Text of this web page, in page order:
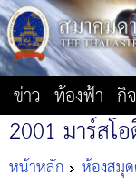
ข่าว ท้องฟ้า กิ
2001 มาร์สโ
หน้าหลัก ห้องสมุ